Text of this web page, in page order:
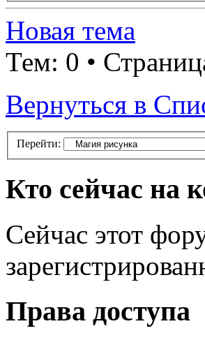
Новая тема
Тем: 0 •
Вернуться в
Перейти:
Кто сейчас на
Сейчас этот
Права доступа